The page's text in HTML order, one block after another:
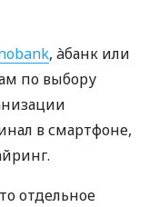
, àбанк или
по выбору
в смартфоне,
отдельное